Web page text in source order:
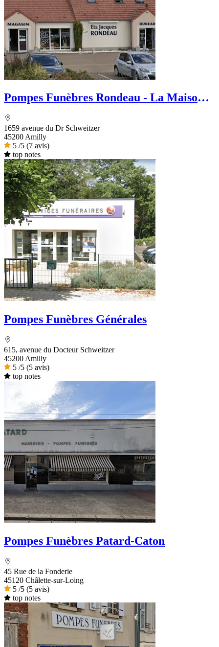
Pompes Funèbres Rondeau - La Maison
1659 avenue du Dr Schweitzer
45200 Amilly
5 /5 (7 avis)
top notes
Pompes Funèbres Générales
615, avenue du Docteur Schweitzer
45200 Amilly
5 /5 (5 avis)
top notes
Pompes Funèbres Patard-Caton
45 Rue de la Fonderie
45120 Châlette-sur-Loing
5 /5 (5 avis)
top notes